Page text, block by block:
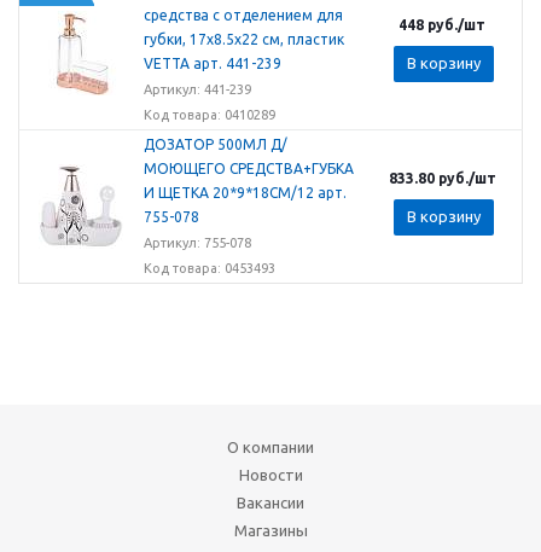
средства с отделением для
губки, 17x8.5x22 см, пластик
VETTA арт. 441-239
Артикул: 441-239
Код товара: 0410289
448 руб./шт
В корзину
ДОЗАТОР 500МЛ Д/
МОЮЩЕГО СРЕДСТВА+ГУБКА
И ЩЕТКА 20*9*18СМ/12 арт.
755-078
Артикул: 755-078
Код товара: 0453493
833.80руб./шт
В корзину
О компании
Новости
Вакансии
Магазины